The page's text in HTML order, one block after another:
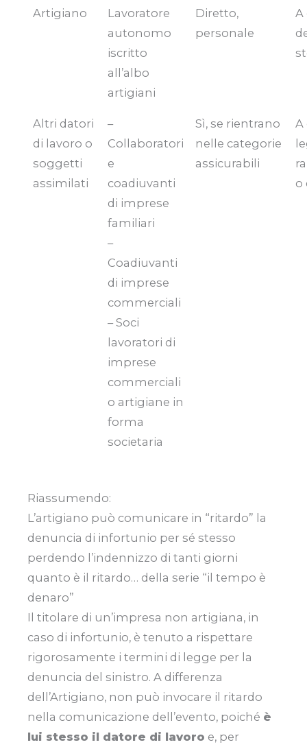
Artigiano
Lavoratore
autonomo
iscritto
all’albo
artigiani
Diretto,
personale
A
Altri datori
di lavoro o
soggetti
assimilati
–
Collaboratori
e
coadiuvanti
di imprese
familiari
–
Coadiuvanti
di imprese
commerciali
– Soci
lavoratori di
imprese
commerciali
o artigiane in
forma
societaria
Sì, se rientrano
nelle categorie
assicurabili
A
o
Riassumendo:
L’artigiano può comunicare in “ritardo” la
denuncia di infortunio per sé stesso
perdendo l’indennizzo di tanti giorni
quanto è il ritardo… della serie “il tempo è
denaro”
Il titolare di un’impresa non artigiana, in
caso di infortunio, è tenuto a rispettare
rigorosamente i termini di legge per la
denuncia del sinistro. A differenza
dell’Artigiano, non può invocare il ritardo
nella comunicazione dell’evento, poiché è
lui stesso il datore di lavoro e, per